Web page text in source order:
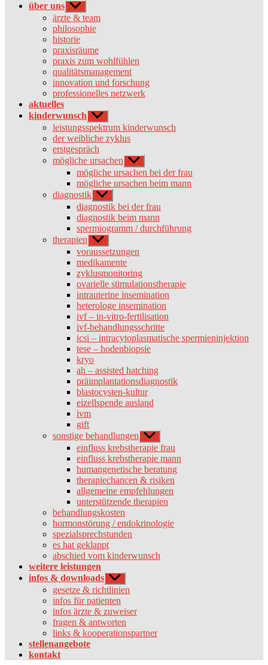
über uns Untermenü
anzeigen
ärzte & team
philosophie
historie
praxisräume
praxis zum wohlfühlen
qualitätsmanagement
innovation und forschung
professionelles netzwerk
aktuelles
kinderwunsch Untermenü
anzeigen
leistungsspektrum kinderwunsch
der weibliche zyklus
erstgespräch
mögliche ursachen Untermenü
anzeigen
mögliche ursachen bei der frau
mögliche ursachen beim mann
diagnostik Untermenü
anzeigen
diagnostik bei der frau
diagnostik beim mann
spermiogramm / durchführung
therapien Untermenü
anzeigen
voraussetzungen
medikamente
zyklusmonitoring
ovarielle stimulationstherapie
intrauterine insemination
heterologe insemination
ivf – in-vitro-fertilisation
ivf-behandlungsschritte
icsi – intracytoplasmatische spermieninjektion
tese – hodenbiopsie
kryo
ah – assisted hatching
präimplantationsdiagnostik
blastocysten-kultur
eizellspende ausland
ivm
gift
sonstige behandlungen Untermenü
anzeigen
einfluss krebstherapie frau
einfluss krebstherapie mann
humangenetische beratung
therapiechancen & risiken
allgemeine empfehlungen
unterstützende therapien
behandlungskosten
hormonstörung / endokrinologie
spezialsprechstunden
es hat geklappt
abschied vom kinderwunsch
weitere leistungen
infos & downloads Untermenü
anzeigen
gesetze & richtlinien
infos für patienten
infos ärzte & zuweiser
fragen & antworten
links & kooperationspartner
stellenangebote
kontakt